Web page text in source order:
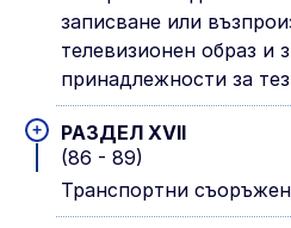
записване или
телевизионен образ и
принадлежности за
+
РАЗДЕЛ XVII
(86 - 89)
Транспортни